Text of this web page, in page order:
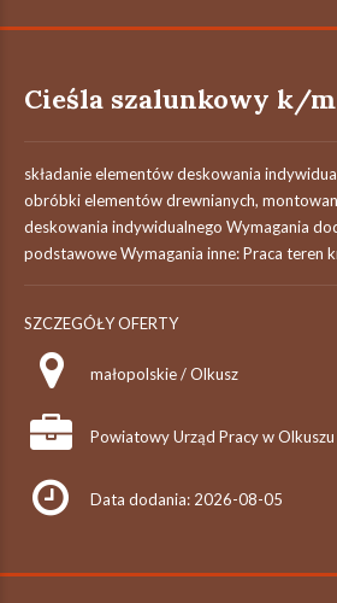
Cieśla szalunkowy k/m
składanie elementów deskowania
obróbki elementów drewnianych,
deskowania indywidualnego Wymagania
podstawowe Wymagania inne: Praca teren
SZCZEGÓŁY OFERTY
małopolskie / Olkusz
Powiatowy Urząd Pracy w Olkuszu
Data dodania: 2026-08-05